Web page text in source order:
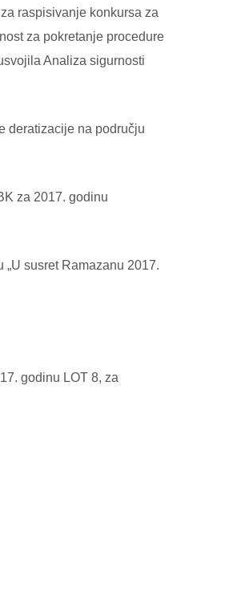
raspisivanje konkursa za
za pokretanje procedure
Analiza sigurnosti
deratizacije na području
za 2017. godinu
susret Ramazanu 2017.
godinu LOT 8, za